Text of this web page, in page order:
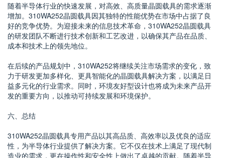
随着半导体行业的快速发展，对高效、高质量晶圆载具的需求逐渐
增加。310WA252晶圆载具因其独特的性能优势在市场中占据了良
好的竞争优势。为迎接未来的信息技术革命，310WA252晶圆载具
的研发团队不断进行技术创新和工艺改进，以确保其产品在品质、
成本和技术上的领先地位。
在后续的产品规划中，310WA252将继续关注市场需求的变化，致
力于研发更加多样化、更具智能化的晶圆载具解决方案，以满足日
益多元化的行业需求。同时，环境友好型设计也将成为未来产品开
发的重要方向，以推动可持续发展和环境保护。
六、总结
310WA252晶圆载具专用产品以其高品质、高效率以及优良的适应
性，为半导体行业提供了解决方案。它不仅在技术上满足了现代制
造业的需求，更在操作性和安全性上做出了卓越的贡献。随着半导